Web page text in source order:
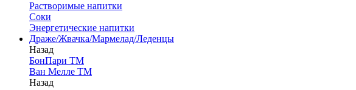
Растворимые напитки
Соки
Энергетические напитки
Драже/Жвачка/Мармелад/Леденцы
Назад
БонПари ТМ
Ван Мелле ТМ
Назад